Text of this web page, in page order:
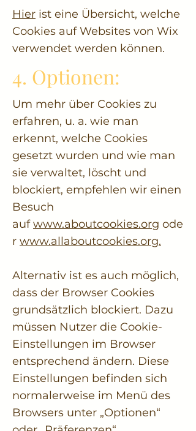
Hier ist eine Übersicht, welche
Cookies auf Websites von Wix
verwendet werden können.
4. Optionen:
Um mehr über Cookies zu
erfahren, u. a. wie man
erkennt, welche Cookies
gesetzt wurden und wie man
sie verwaltet, löscht und
blockiert, empfehlen wir einen
Besuch
aufwww.aboutcookies.org ode
r www.allaboutcookies.org.
Alternativ ist es auch möglich,
dass der Browser Cookies
grundsätzlich blockiert. Dazu
müssen Nutzer die Cookie-
Einstellungen im Browser
entsprechend ändern. Diese
Einstellungen befinden sich
normalerweise im Menü des
Browsers unter „Optionen“